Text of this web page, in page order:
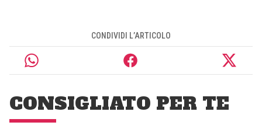
CONDIVIDI L’ARTICOLO
CONSIGLIATO PER TE